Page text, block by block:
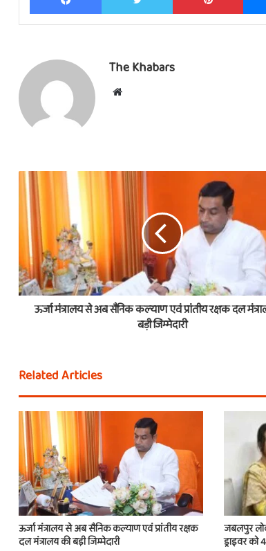
The Khabars
Website
ऊर्जा मंत्रालय से अब सैनिक कल्याण एवं प्रांतीय रक्षक दल
बड़ी जिम्मेदारी
Related Articles
ऊर्जा मंत्रालय से अब सैनिक कल्याण एवं प्रांतीय रक्षक
दल मंत्रालय की बड़ी जिम्मेदारी
जबलपुर
ड्राइवर